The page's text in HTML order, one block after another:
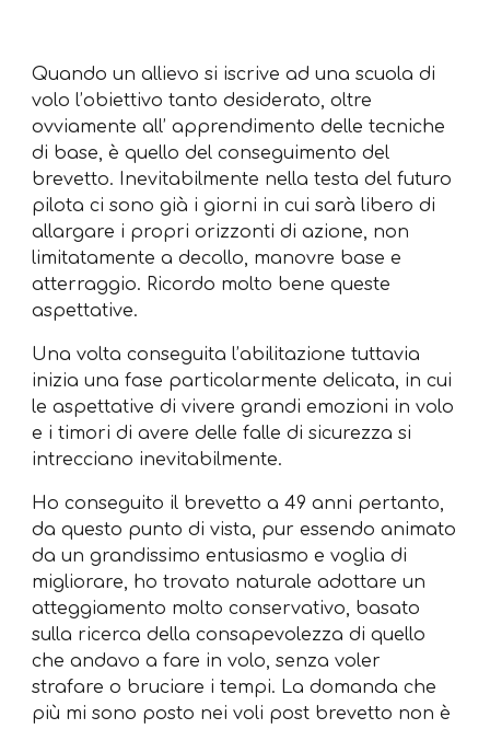
Quando un allievo si iscrive ad una scuola di
volo l’obiettivo tanto desiderato, oltre
ovviamente all’ apprendimento delle tecniche
di base, è quello del conseguimento del
brevetto. Inevitabilmente nella testa del futuro
pilota ci sono già i giorni in cui sarà libero di
allargare i propri orizzonti di azione, non
limitatamente a decollo, manovre base e
atterraggio. Ricordo molto bene queste
aspettative.
Una volta conseguita l’abilitazione tuttavia
inizia una fase particolarmente delicata, in cui
le aspettative di vivere grandi emozioni in volo
e i timori di avere delle falle di sicurezza si
intrecciano inevitabilmente.
Ho conseguito il brevetto a 49 anni pertanto,
da questo punto di vista, pur essendo animato
da un grandissimo entusiasmo e voglia di
migliorare, ho trovato naturale adottare un
atteggiamento molto conservativo, basato
sulla ricerca della consapevolezza di quello
che andavo a fare in volo, senza voler
strafare o bruciare i tempi. La domanda che
più mi sono posto nei voli post brevetto non è